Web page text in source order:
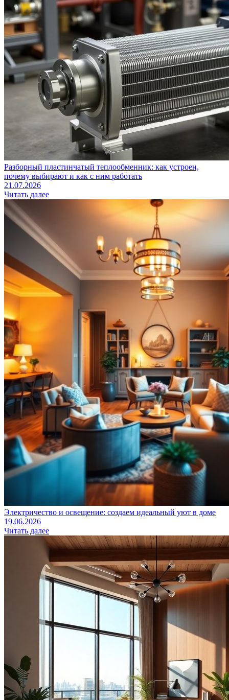
Разборный пластинчатый теплообменник: как устроен,
почему выбирают и как с ним работать
21.07.2026
Читать далее
Электричество и освещение: создаем идеальный уют в доме
19.06.2026
Читать далее